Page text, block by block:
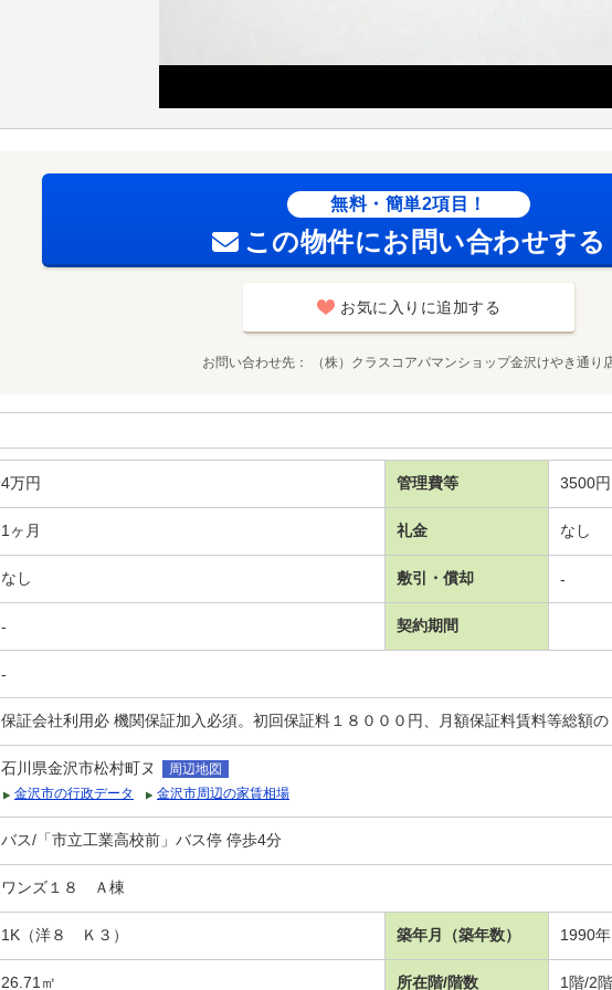
無料・簡単2項目！
この物件にお問い合わせする
お気に入りに追加する
お問い合わせ先 （株）クラスコアパマンショップ金沢けやき通り
4万円 管理費等 3500円
1ヶ月 礼金 なし
なし 敷引・償却 -
- 契約期間
-
保証会社利用必 機関保証加入必須。初回保証料１８０００円、月額保証料賃料等総額の
石川県金沢市松村町ヌ
周辺地図
金沢市の行政データ
金沢市周辺の家賃相場
バス/「市立工業高校前」バス停 停歩4分
ワンズ１８ Ａ棟
1K（洋８ Ｋ３） 築年月（築年数） 1990
26.71㎡ 所在階/階数 1階/2